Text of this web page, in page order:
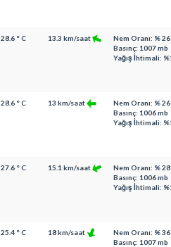
28.6 ° C 13.3 km/saat
Nem Oranı: % 26
Basınç: 1007 mb
Yağış İhtimali:
28.6 ° C 13 km/saat
Nem Oranı: % 26
Basınç: 1006 mb
Yağış İhtimali:
27.6 ° C 15.1 km/saat
Nem Oranı: % 28
Basınç: 1006 mb
Yağış İhtimali:
25.4 ° C 18 km/saat
Nem Oranı: % 36
Basınç: 1007 mb